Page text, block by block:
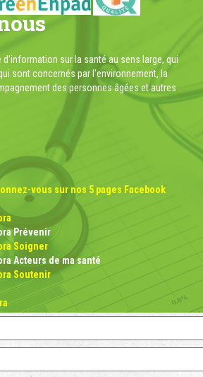
sur la santé au sens large, qui
sont concernés par l'environnement, la
des personnes âgées et autres
vous sur nos 5 pages Facebook
Prévenir
Soigner
Acteurs de ma santé
Soutenir